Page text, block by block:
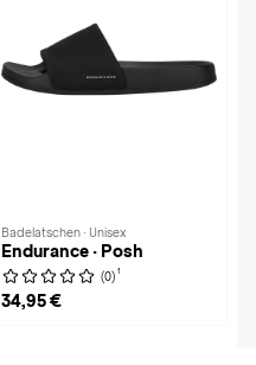
Badelatschen · Unisex
Endurance · Posh
(0) 1
34,95 €